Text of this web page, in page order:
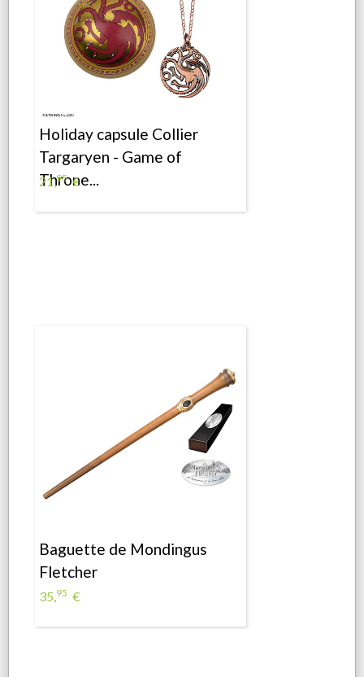
Holiday capsule Collier
Targaryen - Game of
Throne...
21,95€
Baguette de Mondingus
Fletcher
35, 95 €